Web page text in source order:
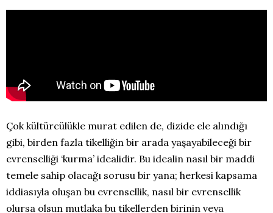
Çok kültürcülükle murat edilen de, dizide ele alındığı
gibi, birden fazla tikelliğin bir arada yaşayabileceği bir
evrenselliği ‘kurma’ idealidir. Bu idealin nasıl bir maddi
temele sahip olacağı sorusu bir yana; herkesi kapsama
iddiasıyla oluşan bu evrensellik, nasıl bir evrensellik
olursa olsun mutlaka bu tikellerden birinin veya